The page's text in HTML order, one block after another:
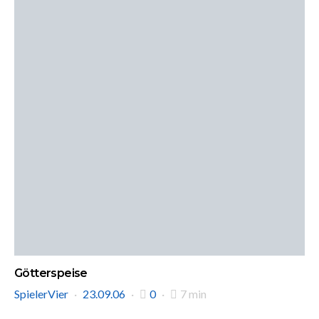
Götterspeise
SpielerVier
23.09.06 0 7 min